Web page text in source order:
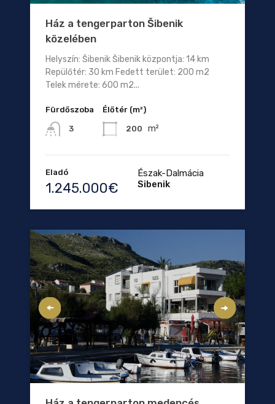
Ház a tengerparton Šibenik
közelében
Helyszín: Šibenik Šibenik központja: 14 km
Repülőtér: 30 km Fedett terület: 200 m2
Telek mérete: 600 m2...
Fürdőszoba
3
Élőtér (m²)
200 m²
Eladó
1.245.000€
Észak-Dalmácia
Sibenik